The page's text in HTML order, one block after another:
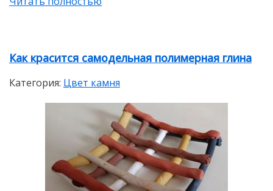
Как красится самодельная полимерная глина
Категория: Цвет камня